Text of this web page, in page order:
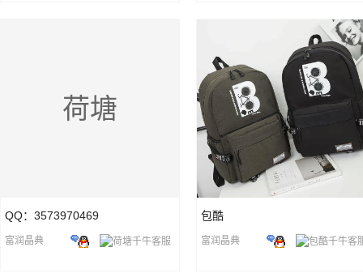
荷塘
QQ：3573970469
富润晶典
包酷
富润晶典